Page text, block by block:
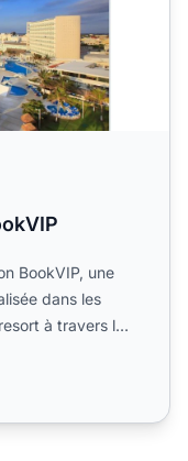
BookVIP, une
dans les
à travers le